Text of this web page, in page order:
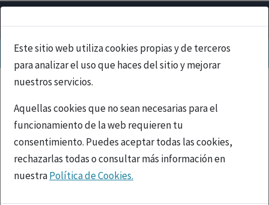
Este sitio web utiliza cookies propias y de terceros
para analizar el uso que haces del sitio y mejorar
nuestros servicios.
Aquellas cookies que no sean necesarias para el
funcionamiento de la web requieren tu
consentimiento. Puedes aceptar todas las cookies,
rechazarlas todas o consultar más información en
nuestraPolítica de Cookies.
Toda la información incluida en la Página Web está